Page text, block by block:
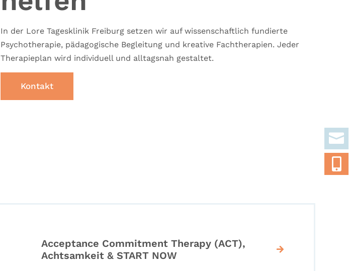
In der Lore Tagesklinik Freiburg setzen wir auf wissenschaftlich fundierte
Psychotherapie, pädagogische Begleitung und kreative Fachtherapien. Jeder
Therapieplan wird individuell und alltagsnah gestaltet.
Kontakt
Acceptance Commitment Therapy (ACT),
Achtsamkeit & START NOW

